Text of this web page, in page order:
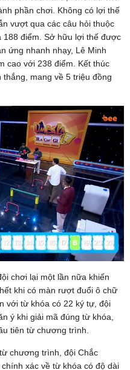
phần chơi. Không có lợi thế
vượt qua các câu hỏi thuộc
188 điểm. Sở hữu lợi thế được
ứng nhanh nhạy, Lê Minh
cao với 238 điểm. Kết thúc
mang về 5 triệu đồng
chơi lại một lần nữa khiến
khi có màn rượt đuổi ô chữ
với từ khóa có 22 ký tự, đội
ý khi giải mã đúng từ khóa,
tiên từ chương trình.
chương trình, đội Chắc
xác về từ khóa có độ dài